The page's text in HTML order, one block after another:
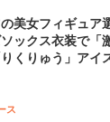
の美女フィギュア
ックス衣装で「
くりゅう」アイ
ス